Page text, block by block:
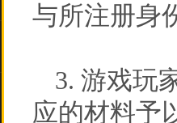
与所注册身
3. 游戏玩
应的材料予